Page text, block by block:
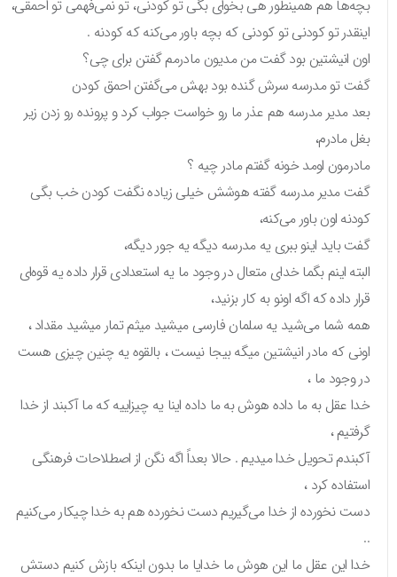
بچه‌ها هم همینطور هی بخوای بگی تو کودنی، تو نمی‌فهمی تو احمقی،
اینقدر تو کودنی تو کودنی که بچه باور می‌کنه که کودنه .
اون انیشتین بود گفت من مدیون مادرمم گفتن برای چی؟
گفت تو مدرسه سرش گنده بود بهش می‌گفتن احمق کودن
بعد مدیر مدرسه هم عذر ما رو خواست جواب کرد و پرونده رو زدن زیر
بغل مادرم،
مادرمون اومد خونه گفتم مادر چیه ؟
گفت مدیر مدرسه گفته هوشش خیلی زیاده نگفت کودن خب بگی
کودنه اون باور می‌کنه،
گفت باید اینو ببری یه مدرسه دیگه یه جور دیگه،
البته اینم بگما خدای متعال در وجود ما یه استعدادی قرار داده یه قوه‌ای
قرار داده که اگه اونو به کار بزنید،
همه شما می‌شید یه سلمان فارسی میشید میثم تمار میشید مقداد ،
اونی که مادر انیشتین میگه بیجا نیست ، بالقوه یه چنین چیزی هست
در وجود ما ،
خدا عقل به ما داده هوش به ما داده اینا یه چیزاییه که ما آکبند از خدا
گرفتیم ،
آکبندم تحویل خدا میدیم . حالا بعداً اگه نگن از اصطلاحات فرهنگی
استفاده کرد ،
دست نخورده از خدا می‌گیریم دست نخورده هم به خدا چیکار می‌کنیم
خدا این عقل ما این هوش ما خدایا ما بدون اینکه بازش کنیم دستش